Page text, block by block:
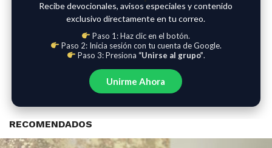
Recibe devocionales, avisos especiales y contenido
exclusivo directamente en tu correo.
Paso 1: Haz clic en el botón.
Paso 2: Inicia sesión con tu cuenta de Google.
Paso 3: Presiona “Unirse al grupo”.
Unirme Ahora
RECOMENDADOS